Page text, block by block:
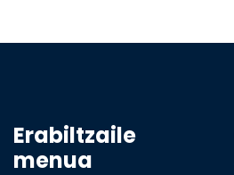
Erabiltzaile
menua